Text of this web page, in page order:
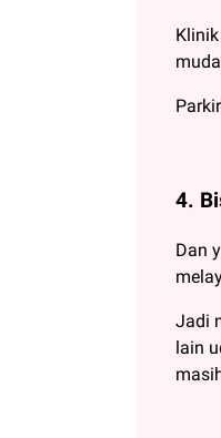
4.
Dan
Jadi
lain